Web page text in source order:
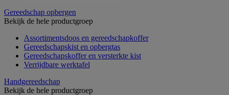
Gereedschap opbergen
Bekijk de hele productgroep
Assortimentsdoos en gereedschapkoffer
Gereedschapskist en opbergtas
Gereedschapskoffer en versterkte kist
Verrijdbare werktafel
Handgereedschap
Bekijk de hele productgroep